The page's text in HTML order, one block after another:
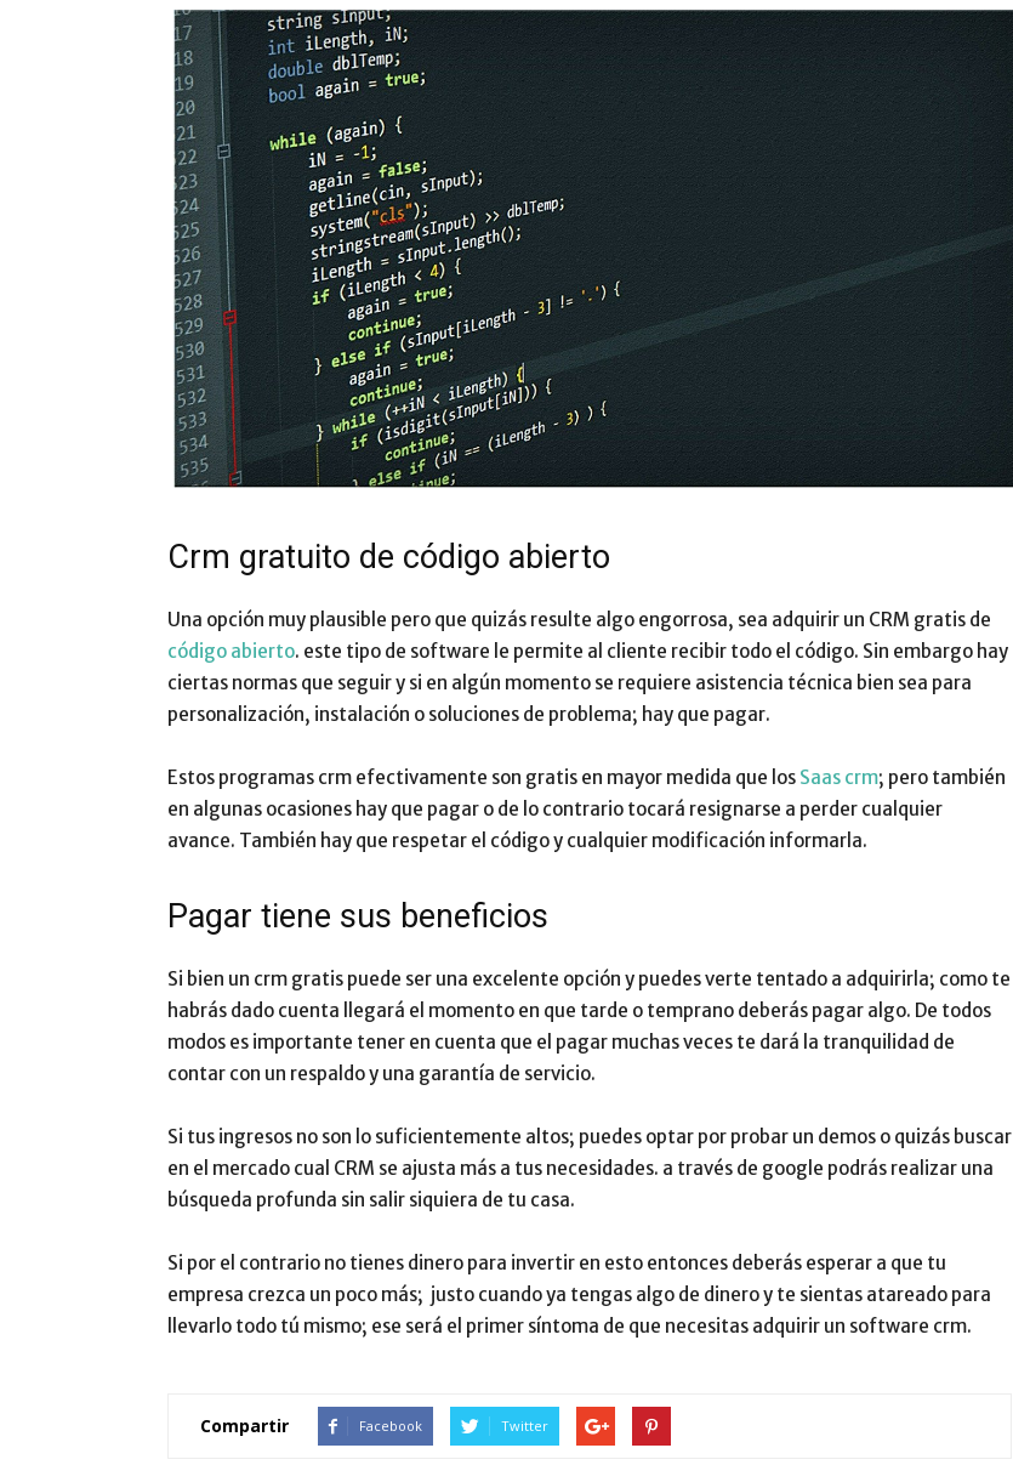
Crm gratuito de código abierto
Una opción muy plausible pero que quizás resulte algo engorrosa, sea adquirir un CRM gratis de
código abierto. este tipo de software le permite al cliente recibir todo el código. Sin embargo hay
ciertas normas que seguir y si en algún momento se requiere asistencia técnica bien sea para
personalización, instalación o soluciones de problema; hay que pagar.
Estos programas crm efectivamente son gratis en mayor medida que los Saas crm; pero también
en algunas ocasiones hay que pagar o de lo contrario tocará resignarse a perder cualquier
avance. También hay que respetar el código y cualquier modificación informarla.
Pagar tiene sus beneficios
Si bien un crm gratis puede ser una excelente opción y puedes verte tentado a adquirirla; como te
habrás dado cuenta llegará el momento en que tarde o temprano deberás pagar algo. De todos
modos es importante tener en cuenta que el pagar muchas veces te dará la tranquilidad de
contar con un respaldo y una garantía de servicio.
Si tus ingresos no son lo suficientemente altos; puedes optar por probar un demos o quizás buscar
en el mercado cual CRM se ajusta más a tus necesidades. a través de google podrás realizar una
búsqueda profunda sin salir siquiera de tu casa.
Si por el contrario no tienes dinero para invertir en esto entonces deberás esperar a que tu
empresa crezca un poco más; justo cuando ya tengas algo de dinero y te sientas atareado para
llevarlo todo tú mismo; ese será el primer síntoma de que necesitas adquirir un software crm.
Compartir Facebook Twitter